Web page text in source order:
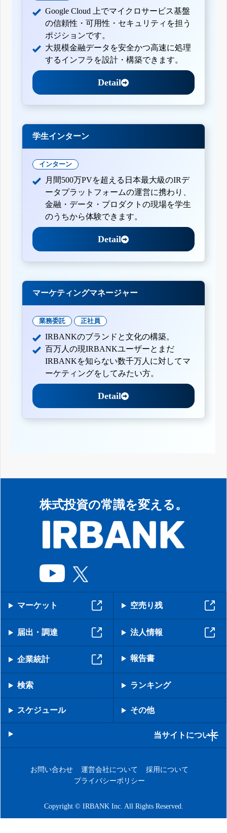
Google Cloud 上でマイクロサービス基盤
の信頼性・可用性・セキュリティを担う
ポジションです。
大規模金融データを安全かつ高速に処理
するインフラを設計・構築できます。
Detail
学生インターン
インターン
月間500万PVを超える日本最大級のIRデ
ータプラットフォームの運営に携わり、
金融・データ・プロダクトの現場を学生
のうちから体験できます。
Detail
マーケティングマネージャー
業務委託 正社員
IRBANKのブランドと文化の構築。
百万人の現IRBANKユーザーとまだ
IRBANKを知らない数千万人に対してマ
ーケティングをしてみたい方。
Detail
株式投資の常識を変える。
マーケット 空売り残
届出・調達 法人情報
企業統計 報告書
検索 ランキング
スケジュール その他
当サイトについて
お問い合わせ 運営会社について
採用について
プライバシーポリシー
Copyright © IRBANK Inc. All Rights Reserved.